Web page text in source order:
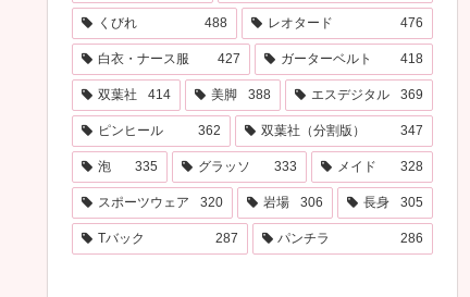
くびれ 488 レオタード 476
白衣・ナース服 427 ガーターベルト 418
双葉社 414 美脚 388 エスデジタル 369
ピンヒール 362 双葉社（分割版） 347
泡 335 グラッソ 333 メイド 328
スポーツウェア 320 岩場 306 長身 305
Tバック 287 パンチラ 286